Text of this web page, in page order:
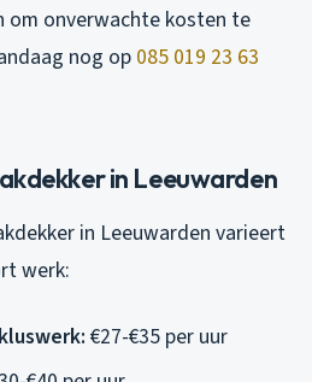
om onverwachte kosten te
nog op 085 019 23 63
in Leeuwarden
in Leeuwarden varieert
werk:
€27-€35 per uur